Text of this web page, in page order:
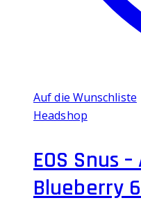
Auf die Wunschliste
Headshop
EOS Snus
Blueberry